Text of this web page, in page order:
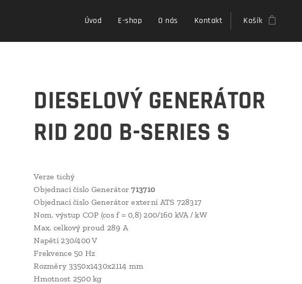
Úvod E-shop O nás Kontakt Košík
DIESELOVÝ GENERÁTOR
RID 200 B-SERIES S
Verze tichý
Objednací číslo Generátor713710
Objednací číslo Generátor externí ATS 728317
Nom. výstup COP (cos f = 0,8) 200/160 kVA / kW
Max. celkový proud 289 A
Napětí 230/400 V
Frekvence 50 Hz
Rozměry 3350x1430x2114 mm
Hmotnost 2500 kg